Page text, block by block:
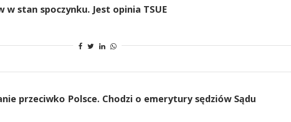
w stan spoczynku. Jest opinia TSUE
przeciwko Polsce. Chodzi o emerytury sędziów Sądu